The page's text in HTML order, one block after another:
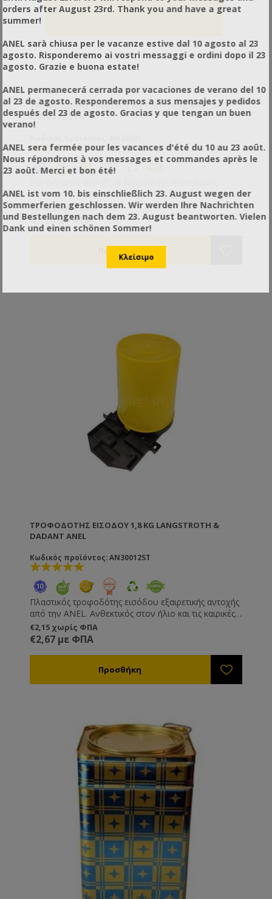
ΤΡΟΦΟΔΌΤΗΣ ΠΛΑΙΣΊΟΥ ΜΕ ΠΛΩΤΉΡΕΣ ANEL 3KG
LANGSTROTH
ιδρυτής της ANEL, σχεδίασε και έχτισε αυτό τον
επαναστατικό τύπο τροφοδότη. Η εφεύρεσή του
τιμήθηκε με το Silver Award από την APIMONDIA. Ο
μοναδικός τροφοδότης που γεμίζει από κάτω προς
απομακρυνθεί από τη θέση του για το γέμισμα. Οι
πλαστικοί του πλωτήρες, ειδικά μελετημένοι,
από λεηλασία. Τοποθετείται και σε ξύλινη και σε
πλαστική κυψέλη. TIP :Το χειμώνα μπορείτε να τον
χρησιμοποιήσετε για να περιορίσετε το χώρο στις
μέλισσες και να μονώσετε το σμήνος από το πλάι.
Κατασκευασμένος από πλαστικό κατάλληλο για
€5,87 χωρίς ΦΠΑ
€7,28 με ΦΠΑ
ΤΡΟΦΟΔΌΤΗΣ ΕΙΣΌΔΟΥ 1,8 KG LANGSTROTH &
DADANT ANEL
Κωδικός προϊόντος: AN30012ST
Πλαστικός τροφοδότης εισόδου εξαιρετικής αντοχής
από την ANEL. Ανθεκτικός στον ήλιο και τις καιρικές
συνθήκες. Ευκολία στην τροφοδότηση των
μελισσιών χωρίς να χρειάζεται άνοιγμα της κυψέλης.
Κατασκευασμένος από πλαστικό κατάλληλο για
€2,15 χωρίς ΦΠΑ
€2,67 με ΦΠΑ
orders after August 23rd. Thank you and have a great
summer!
ANEL sarà chiusa per le vacanze estive dal 10 agosto al 23
agosto. Risponderemo ai vostri messaggi e ordini dopo il 23
agosto. Grazie e buona estate!
ANEL permanecerá cerrada por vacaciones de verano del 10
al 23 de agosto. Responderemos a sus mensajes y pedidos
después del 23 de agosto. Gracias y que tengan un buen
verano!
ANEL sera fermée pour les vacances d'été du 10 au 23 août.
Nous répondrons à vos messages et commandes après le
23 août. Merci et bon été!
ANEL ist vom 10. bis einschließlich 23. August wegen der
Sommerferien geschlossen. Wir werden Ihre Nachrichten
und Bestellungen nach dem 23. August beantworten. Vielen
Dank und einen schönen Sommer!